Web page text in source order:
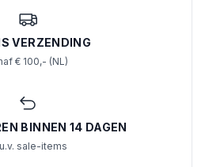
VERZENDING
€ 100,- (NL)
BINNEN 14 DAGEN
sale-items